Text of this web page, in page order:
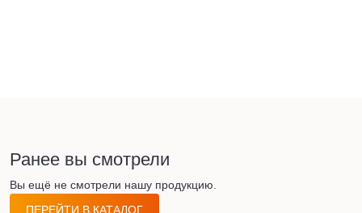
Ранее вы смотрели
Вы ещё не смотрели нашу продукцию.
ПЕРЕЙТИ В КАТАЛОГ